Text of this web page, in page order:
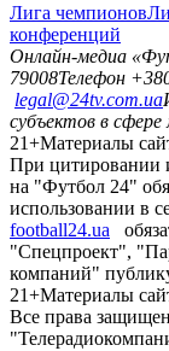
Лига чемпионов
конференций
Онлайн-медиа
79008Телефон
legal@24tv.com.ua
субъектов в
21+Материалы
При цитировании
на "Футбол 24"
использовании в
football24.ua
"Спецпроект",
компаний"
21+Материалы
Все права